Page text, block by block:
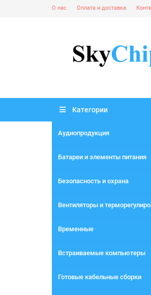
О нас Оплата и доставка
Категории
Аудиопродукция
Батареи и элементы питания
Безопасность и охрана
Вентиляторы и
Временные
Встраиваемые компьютеры
Готовые кабельные сборки